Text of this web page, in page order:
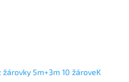
5m+3m 10 žároveK